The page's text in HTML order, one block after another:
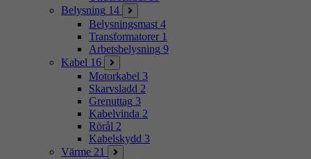
Belysning 14
Belysningsmast 4
Transformatorer 1
Arbetsbelysning 9
Kabel 16
Motorkabel 3
Skarvsladd 2
Grenuttag 3
Kabelvinda 2
Rörål 2
Kabelskydd 3
Värme 21